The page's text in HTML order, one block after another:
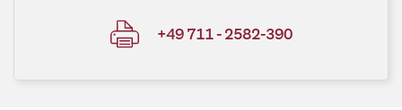
+49 711 - 2582-390